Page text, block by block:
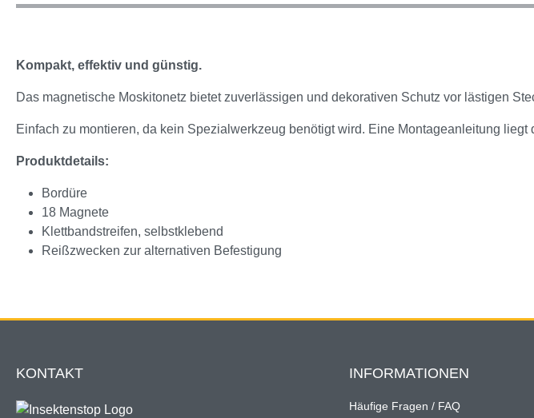
Kompakt, effektiv und günstig.
Das magnetische Moskitonetz bietet zuverlässigen und dekorativen Schutz vor lästigen
Einfach zu montieren, da kein Spezialwerkzeug benötigt wird. Eine Montageanleitung liegt
Produktdetails:
Bordüre
18 Magnete
Klettbandstreifen, selbstklebend
Reißzwecken zur alternativen Befestigung
KONTAKT INFORMATIONEN
Häufige Fragen / FAQ